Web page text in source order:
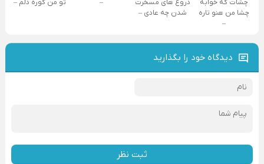
چشات که خوابه
چشا من هنو تاره
–
دروغ‌ های مسخرت
شدن چه عادی –
–
تو من کوره دلم –
دیدگاه خود را بگذارید
ثبت نظر